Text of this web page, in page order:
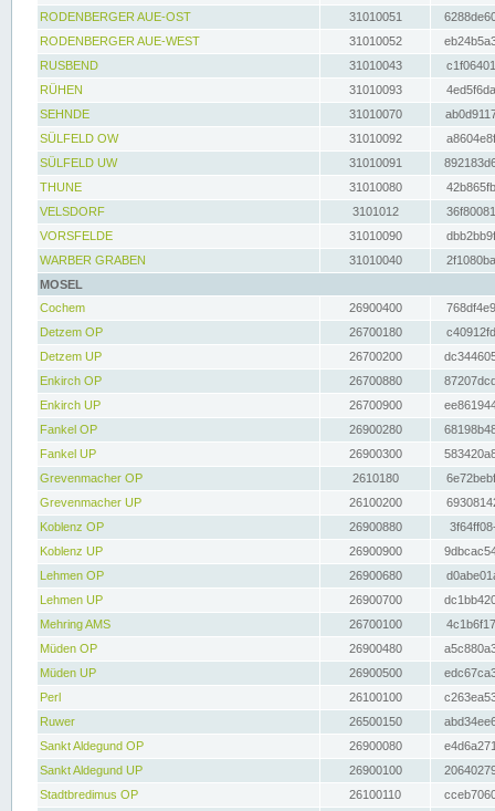
RODENBERGER AUE-OST
31010051
RODENBERGER AUE-WEST
31010052
RUSBEND
31010043
RÜHEN
31010093
SEHNDE
31010070
SÜLFELD OW
31010092
SÜLFELD UW
31010091
THUNE
31010080
VELSDORF
3101012
VORSFELDE
31010090
WARBER GRABEN
31010040
MOSEL
Cochem
26900400
Detzem OP
26700180
Detzem UP
26700200
Enkirch OP
26700880
Enkirch UP
26700900
Fankel OP
26900280
Fankel UP
26900300
Grevenmacher OP
2610180
Grevenmacher UP
26100200
Koblenz OP
26900880
Koblenz UP
26900900
Lehmen OP
26900680
Lehmen UP
26900700
Mehring AMS
26700100
Müden OP
26900480
Müden UP
26900500
Perl
26100100
Ruwer
26500150
Sankt Aldegund OP
26900080
Sankt Aldegund UP
26900100
Stadtbredimus OP
26100110